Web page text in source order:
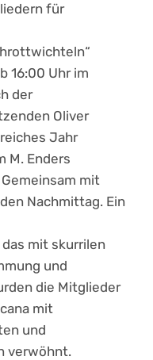
für
16:00 Uhr im
der
Oliver
Jahr
M. Enders
mit
Nachmittag. Ein
mit skurrilen
und
die Mitglieder
mit
und
verwöhnt.